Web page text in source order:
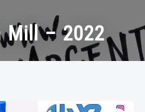
Mill – 2022